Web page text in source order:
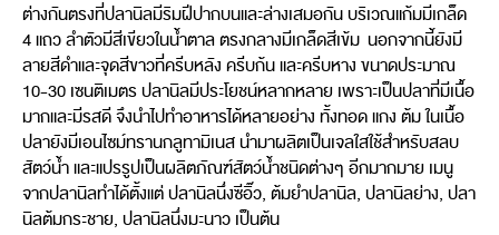
ต่างกันตรงที่ปลานิลมีริมฝีปากบนและล่างเสมอกัน บริเวณแก้มมีเกล็ด
4 แถว ลำตัวมีสีเขียวในน้ำตาล ตรงกลางมีเกล็ดสีเข้ม นอกจากนี้ยังมี
ลายสีดำและจุดสีขาวที่ครีบหลัง ครีบก้น และครีบหาง ขนาดประมาณ
10-30 เซนติเมตร ปลานิลมีประโยชน์หลากหลาย เพราะเป็นปลาที่มีเนื้อ
มากและมีรสดี จึงนำไปทำอาหารได้หลายอย่าง ทั้งทอด แกง ต้ม ในเนื้อ
ปลายังมีเอนไซม์ทรานกลูทามิเนส นำมาผลิตเป็นเจลใสใช้สำหรับสลบ
สัตว์น้ำ และแปรรูปเป็นผลิตภัณฑ์สัตว์น้ำชนิดต่างๆ อีกมากมาย เมนู
จากปลานิลทำได้ตั้งแต่ ปลานิลนึ่งซีอิ๊ว, ต้มยำปลานิล, ปลานิลย่าง, ปลา
นิลต้มกระชาย, ปลานิลนึ่งมะนาว เป็นต้น